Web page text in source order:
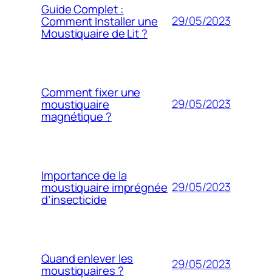
Guide Complet :
Comment Installer une
Moustiquaire de Lit ?
29/05/2023
Comment fixer une
moustiquaire
magnétique ?
29/05/2023
Importance de la
moustiquaire imprégnée
d’insecticide
29/05/2023
Quand enlever les
moustiquaires ? 29/05/2023